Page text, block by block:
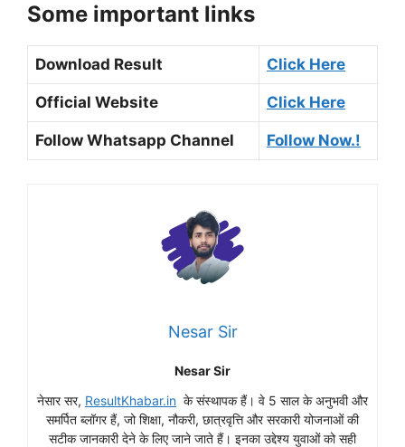
Some important links
Download Result Click Here
Official Website Click Here
Follow Whatsapp Channel Follow Now.!
Nesar Sir
Nesar Sir
नेसार सर, ResultKhabar.in के संस्थापक हैं। वे 5 साल के अनुभवी और
समर्पित ब्लॉगर हैं, जो शिक्षा, नौकरी, छात्रवृत्ति और सरकारी योजनाओं की
सटीक जानकारी देने के लिए जाने जाते हैं। इनका उद्देश्य युवाओं को सही